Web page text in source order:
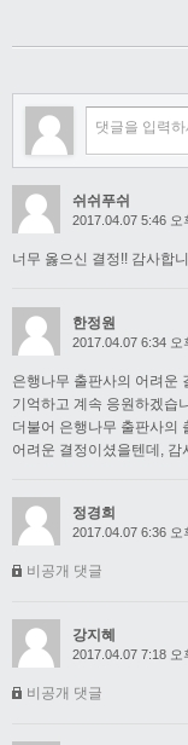
쉬쉬푸쉬
2017.04.07 5:46 오
너무 옳으신 결정!! 감사합
한정원
2017.04.07 6:34 오
은행나무 출판사의 어려운
기억하고 계속 응원하겠습
더불어 은행나무 출판사의
어려운 결정이셨을텐데, 감
정경희
2017.04.07 6:36 오
비공개 댓글
강지혜
2017.04.07 7:18 오
비공개 댓글